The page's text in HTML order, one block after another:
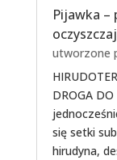
Pijawka –
utworzone
DROGA
się setki
hirudyna,